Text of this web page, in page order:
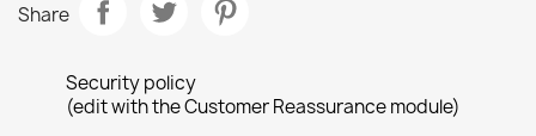
Share
Security policy
(edit with the Customer Reassurance module)